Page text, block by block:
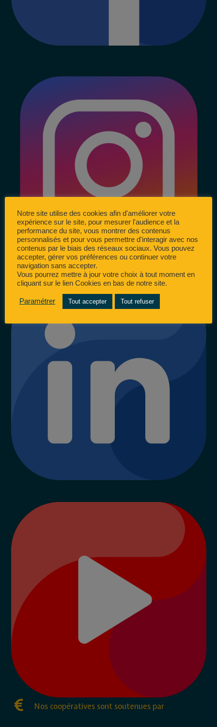
Nos coopératives sont soutenues par
Notre site utilise des cookies afin d'améliorer votre
expérience sur le site, pour mesurer l'audience et la
performance du site, vous montrer des contenus
personnalisés et pour vous permettre d'interagir avec nos
contenus par le biais des réseaux sociaux. Vous pouvez
accepter, gérer vos préférences ou continuer votre
navigation sans accepter.
Vous pourrez mettre à jour votre choix à tout moment en
cliquant sur le lien Cookies en bas de notre site.
Paramétrer Tout accepter Tout refuser